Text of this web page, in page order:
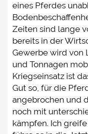
eines Pferdes
Zeiten sind lange
bereits in der
Gewerbe wird von
und Tonnagen
Kriegseinsatz ist
Gut so, für die
angebrochen und
noch mit
kämpfen. Ich